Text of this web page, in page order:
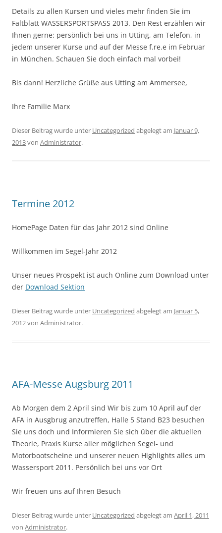
Details zu allen Kursen und vieles mehr finden Sie im
Faltblatt WASSERSPORTSPASS 2013. Den Rest erzählen wir
Ihnen gerne: persönlich bei uns in Utting, am Telefon, in
jedem unserer Kurse und auf der Messe f.re.e im Februar
in München. Schauen Sie doch einfach mal vorbei!
Bis dann! Herzliche Grüße aus Utting am Ammersee,
Ihre Familie Marx
Dieser Beitrag wurde unter Uncategorized abgelegt am Januar 9,
2013von Administrator.
Termine 2012
HomePage Daten für das Jahr 2012 sind Online
Willkommen im Segel-Jahr 2012
Unser neues Prospekt ist auch Online zum Download unter
der Download Sektion
Dieser Beitrag wurde unter Uncategorized abgelegt am Januar 5,
2012von Administrator.
AFA-Messe Augsburg 2011
Ab Morgen dem 2 April sind Wir bis zum 10 April auf der
AFA in Ausgbrug anzutreffen, Halle 5 Stand B23 besuchen
Sie uns doch und Informieren Sie sich über die aktuellen
Theorie, Praxis Kurse aller möglichen Segel- und
Motorbootscheine und unserer neuen Highlights alles um
Wassersport 2011. Persönlich bei uns vor Ort
Wir freuen uns auf Ihren Besuch
Dieser Beitrag wurde unter Uncategorized abgelegt am April 1, 2011
von Administrator.